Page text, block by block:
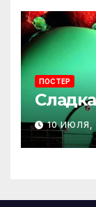
ПОСТЕР
10 ИЮЛЯ,